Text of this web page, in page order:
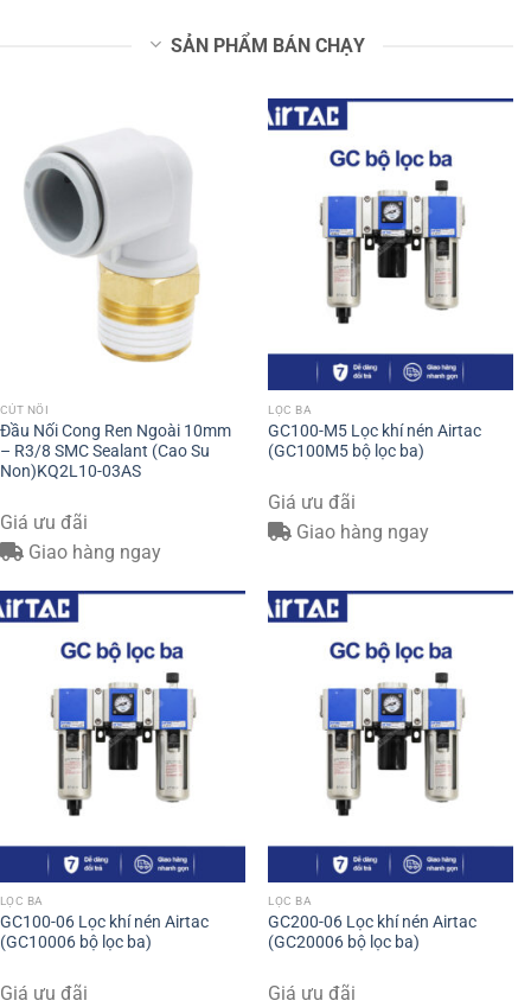
SẢN PHẨM BÁN CHẠY
CÚT NỐI
Đầu Nối Cong Ren Ngoài 10mm
– R3/8 SMC Sealant (Cao Su
Non)KQ2L10-03AS
Giá ưu đãi
Giao hàng ngay
LỌC BA
GC100-M5 Lọc khí nén Airtac
(GC100M5 bộ lọc ba)
Giá ưu đãi
Giao hàng ngay
LỌC BA
GC100-06 Lọc khí nén Airtac
(GC10006 bộ lọc ba)
Giá ưu đãi
LỌC BA
GC200-06 Lọc khí nén Airtac
(GC20006 bộ lọc ba)
Giá ưu đãi